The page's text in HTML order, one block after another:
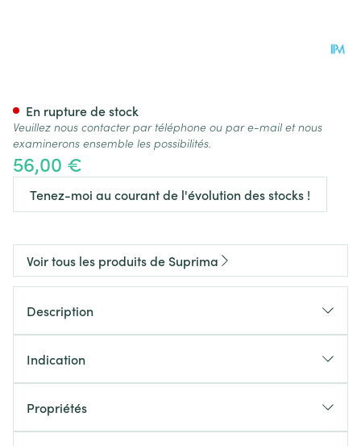
56,00 €
Tenez-moi au courant de l'évolution des stocks !
En rupture de stock
Veuillez nous contacter par téléphone ou par e-mail et nous
examinerons ensemble les possibilités.
Voir tous les produits de Suprima
Description
Indication
Propriétés